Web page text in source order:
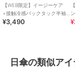
商品カテゴリ
【WEB限定】イージーケア
+接触冷感バックタック半袖
プルオーバー
¥3,490
日傘の類似アイ